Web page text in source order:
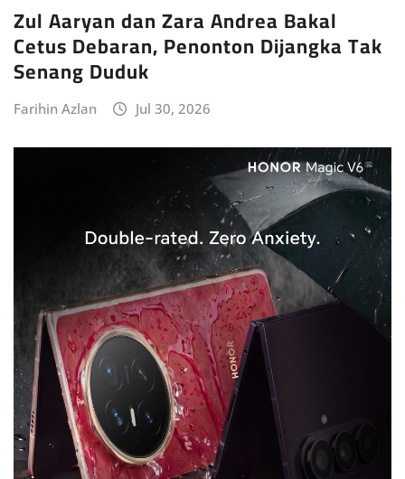
Zul Aaryan dan Zara Andrea Bakal
Cetus Debaran, Penonton Dijangka Tak
Senang Duduk
Farihin Azlan Jul 30, 2026